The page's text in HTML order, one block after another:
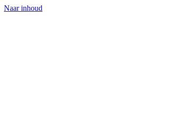
Naar inhoud